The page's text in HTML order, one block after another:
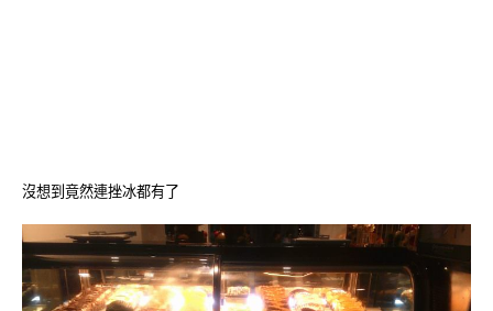
沒想到竟然連挫冰都有了